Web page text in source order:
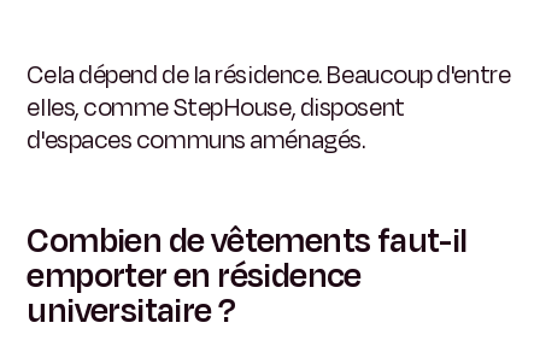
Cela dépend de la résidence. Beaucoup d'entre
elles, comme StepHouse, disposent
d'espaces communs aménagés.
Combien de vêtements faut-il
emporter en résidence
universitaire ?